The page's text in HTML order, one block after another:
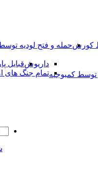
کورشحمله و فتح لودیه
کمبوجیه
داریوشقبایل
تمام جنگ های